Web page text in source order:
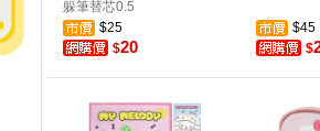
躲筆替芯0.5
$25
$20
$45
$